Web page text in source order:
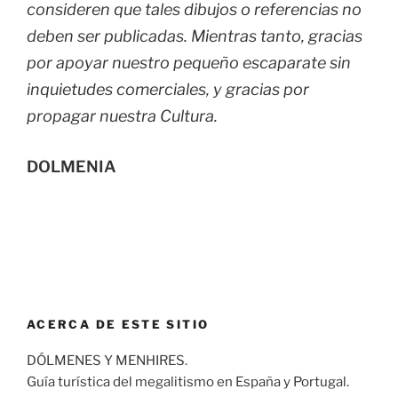
consideren que tales dibujos o referencias no
deben ser publicadas. Mientras tanto, gracias
por apoyar nuestro pequeño escaparate sin
inquietudes comerciales, y gracias por
propagar nuestra Cultura.
DOLMENIA
ACERCA DE ESTE SITIO
DÓLMENES Y MENHIRES.
Guía turística del megalitismo en España y Portugal.